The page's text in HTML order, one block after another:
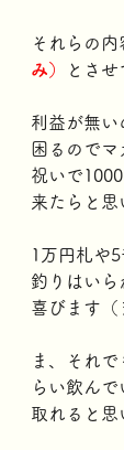
それらの内
み）
とさせ
利益が無い
困るのでマ
祝いで
来たらと思
1万円札や
釣りはいら
喜びます（
ま、それで
らい飲ん
取れると思